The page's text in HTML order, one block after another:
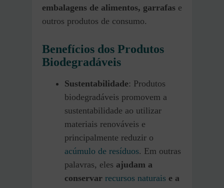
embalagens de alimentos, garrafas e
outros produtos de consumo.
Benefícios dos Produtos
Biodegradáveis
Sustentabilidade: Produtos
biodegradáveis promovem a
sustentabilidade ao utilizar
materiais renováveis e
principalmente reduzir o
acúmulo de resíduos. Em outras
palavras, eles ajudam a
conservar recursos naturais e a